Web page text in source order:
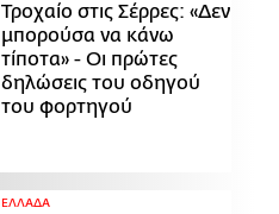
Τροχαίο στις Σέρρες: «Δεν
μπορούσα να κάνω
τίποτα» - Οι πρώτες
δηλώσεις του οδηγού
του φορτηγού
ΕΛΛΑΔΑ